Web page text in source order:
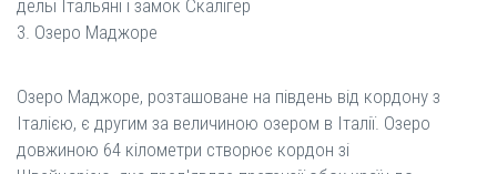
дельї Італьяні і замок Скалігер
3. Озеро Маджоре
Озеро Маджоре, розташоване на південь від кордону з
Італією, є другим за величиною озером в Італії. Озеро
довжиною 64 кілометри створює кордон зі